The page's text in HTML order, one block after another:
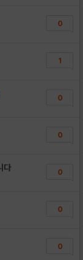
0
1
0
0
다 0
0
0